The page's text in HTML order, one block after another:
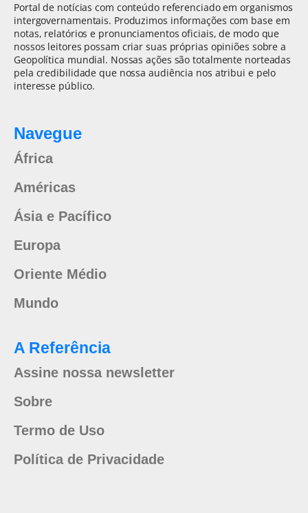
Portal de notícias com conteúdo referenciado em organismos
intergovernamentais. Produzimos informações com base em
notas, relatórios e pronunciamentos oficiais, de modo que
nossos leitores possam criar suas próprias opiniões sobre a
Geopolítica mundial. Nossas ações são totalmente norteadas
pela credibilidade que nossa audiência nos atribui e pelo
interesse público.
Navegue
África
Américas
Ásia e Pacífico
Europa
Oriente Médio
Mundo
A Referência
Assine nossa newsletter
Sobre
Termo de Uso
Política de Privacidade